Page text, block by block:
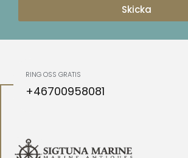
Skicka
RING OSS GRATIS
+46700958081